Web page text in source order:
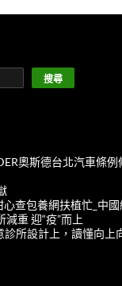
搜尋
奧斯德台北汽車條例
查包養網扶植忙_中國
重 迎“疫”而上
診所設計上，讀懂向上